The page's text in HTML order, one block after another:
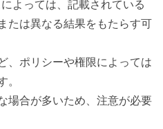
よっては、記載されている
たは異なる結果をもたらす可
、ポリシーや権限によっては
場合が多いため、注意が必要